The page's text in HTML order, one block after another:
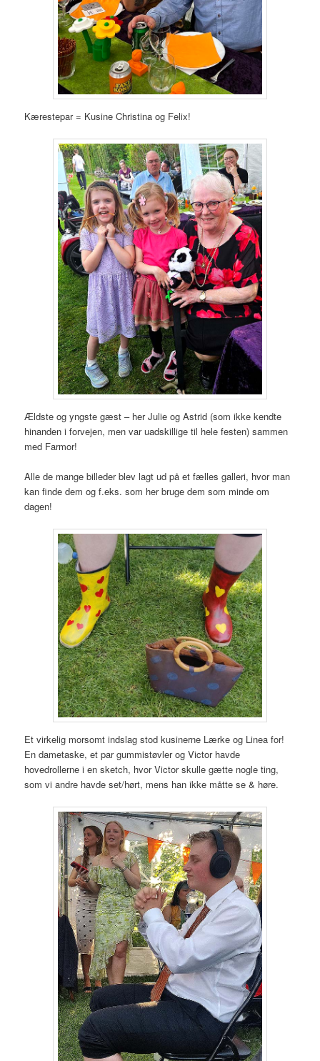
Kærestepar = Kusine Christina og Felix!
Ældste og yngste gæst – her Julie og Astrid (som ikke kendte
hinanden i forvejen, men var uadskillige til hele festen) sammen
med Farmor!
Alle de mange billeder blev lagt ud på et fælles galleri, hvor man
kan finde dem og f.eks. som her bruge dem som minde om
dagen!
Et virkelig morsomt indslag stod kusinerne Lærke og Linea for!
En dametaske, et par gummistøvler og Victor havde
hovedrollerne i en sketch, hvor Victor skulle gætte nogle ting,
som vi andre havde set/hørt, mens han ikke måtte se & høre.